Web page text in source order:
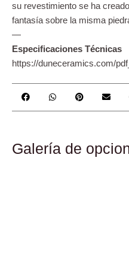
su revestimiento se ha
fantasía sobre la misma
—
Especificaciones Técnicas
https://duneceramics.com/
Galería de